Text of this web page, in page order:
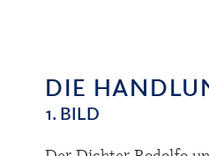
DIE
1. BILD